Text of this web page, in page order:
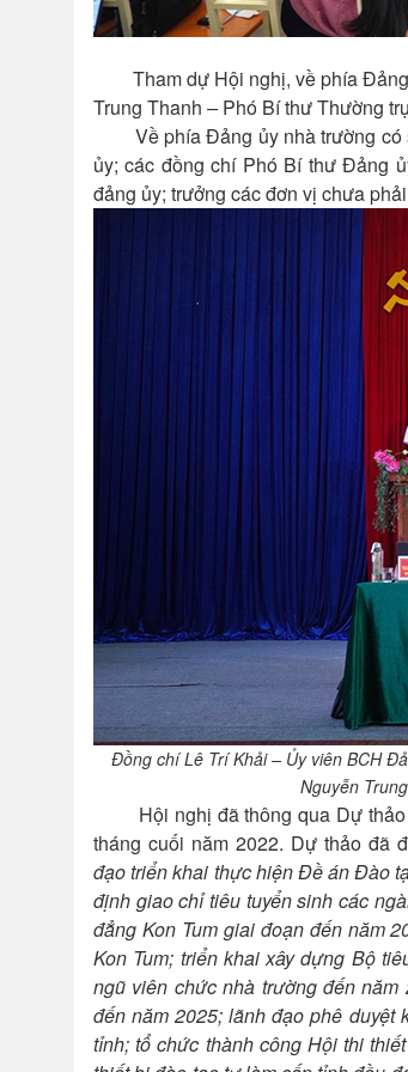
Tham dự Hội nghị, về phía Đảng
Trung Thanh –Phó Bí thư Thường
Về phía Đảng ủy nhà trường có
ủy; các đồng chí Phó Bí thư Đảng
đảng ủy; trưởng các đơn vị chưa
Đồng chí Lê Trí Khải – Ủy viên BCH
Nguyễn
Hội nghị đã thông qua Dự thảo
tháng cuối năm 2022. Dự thảo đã
đạotriển khai thực hiện Đề án Đào
định giao chỉ tiêu tuyển sinh các
đẳng Kon Tum giai đoạn đến năm
Kon Tum; triển khai xây dựng Bộ
ngũ viên chức nhà trường đến
đến năm 2025; lãnh đạo phê
tỉnh; tổ chức thành công Hội thi